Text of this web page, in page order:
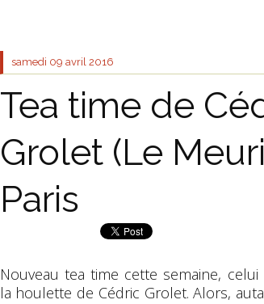
samedi 09 avril 2016
Tea time de
Grolet (Le
Paris
Nouveau tea time cette semaine,
la houlette de Cédric Grolet. Alors,